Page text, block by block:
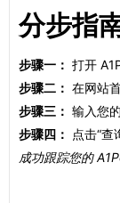
分步指
步骤一： 打开
步骤二： 在网站
步骤三： 输入您
步骤四：
点击“查
成功跟踪您的